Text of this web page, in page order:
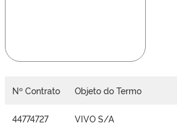
Nº Contrato Objeto do Termo
44774727 VIVO S/A